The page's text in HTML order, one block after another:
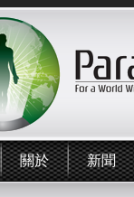
關於 新聞